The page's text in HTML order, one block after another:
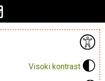
Visoki kontrast